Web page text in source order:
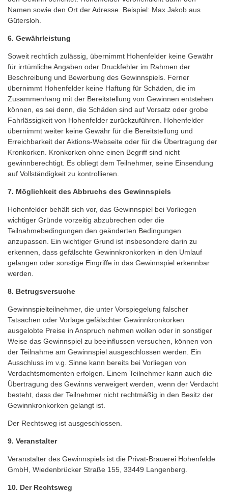
Namen sowie den Ort der Adresse. Beispiel: Max Jakob aus
Gütersloh.
6. Gewährleistung
Soweit rechtlich zulässig, übernimmt Hohenfelder keine Gewähr
für irrtümliche Angaben oder Druckfehler im Rahmen der
Beschreibung und Bewerbung des Gewinnspiels. Ferner
übernimmt Hohenfelder keine Haftung für Schäden, die im
Zusammenhang mit der Bereitstellung von Gewinnen entstehen
können, es sei denn, die Schäden sind auf Vorsatz oder grobe
Fahrlässigkeit von Hohenfelder zurückzuführen. Hohenfelder
übernimmt weiter keine Gewähr für die Bereitstellung und
Erreichbarkeit der Aktions-Webseite oder für die Übertragung der
Kronkorken. Kronkorken ohne einen Begriff sind nicht
gewinnberechtigt. Es obliegt dem Teilnehmer, seine Einsendung
auf Vollständigkeit zu kontrollieren.
7. Möglichkeit des Abbruchs des Gewinnspiels
Hohenfelder behält sich vor, das Gewinnspiel bei Vorliegen
wichtiger Gründe vorzeitig abzubrechen oder die
Teilnahmebedingungen den geänderten Bedingungen
anzupassen. Ein wichtiger Grund ist insbesondere darin zu
erkennen, dass gefälschte Gewinnkronkorken in den Umlauf
gelangen oder sonstige Eingriffe in das Gewinnspiel erkennbar
werden.
8. Betrugsversuche
Gewinnspielteilnehmer, die unter Vorspiegelung falscher
Tatsachen oder Vorlage gefälschter Gewinnkronkorken
ausgelobte Preise in Anspruch nehmen wollen oder in sonstiger
Weise das Gewinnspiel zu beeinflussen versuchen, können von
der Teilnahme am Gewinnspiel ausgeschlossen werden. Ein
Ausschluss im v.g. Sinne kann bereits bei Vorliegen von
Verdachtsmomenten erfolgen. Einem Teilnehmer kann auch die
Übertragung des Gewinns verweigert werden, wenn der Verdacht
besteht, dass der Teilnehmer nicht rechtmäßig in den Besitz der
Gewinnkronkorken gelangt ist.
Der Rechtsweg ist ausgeschlossen.
9. Veranstalter
Veranstalter des Gewinnspiels ist die Privat-Brauerei Hohenfelde
GmbH, Wiedenbrücker Straße 155, 33449 Langenberg.
10. Der Rechtsweg